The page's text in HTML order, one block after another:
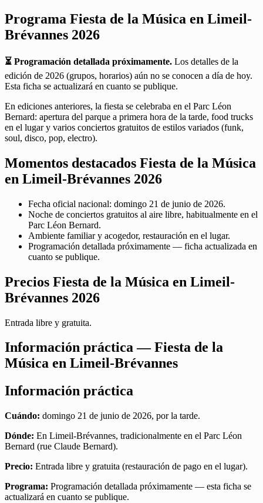
Programa Fiesta de la Música en Limeil-
Brévannes 2026
⏳ Programación detallada próximamente. Los detalles de la
edición de 2026 (grupos, horarios) aún no se conocen a día de hoy.
Esta ficha se actualizará en cuanto se publique.
En ediciones anteriores, la fiesta se celebraba en el Parc Léon
Bernard: apertura del parque a primera hora de la tarde, food trucks
en el lugar y varios conciertos gratuitos de estilos variados (funk,
soul, disco, pop, electro).
Momentos destacados Fiesta de la Música
en Limeil-Brévannes 2026
Fecha oficial nacional: domingo 21 de junio de 2026.
Noche de conciertos gratuitos al aire libre, habitualmente en el
Parc Léon Bernard.
Ambiente familiar y acogedor, restauración en el lugar.
Programación detallada próximamente — ficha actualizada en
cuanto se publique.
Precios Fiesta de la Música en Limeil-
Brévannes 2026
Entrada libre y gratuita.
Información práctica — Fiesta de la
Música en Limeil-Brévannes
Información práctica
Cuándo: domingo 21 de junio de 2026, por la tarde.
Dónde: En Limeil-Brévannes, tradicionalmente en el Parc Léon
Bernard (rue Claude Bernard).
Precio: Entrada libre y gratuita (restauración de pago en el lugar).
Programa: Programación detallada próximamente — esta ficha se
actualizará en cuanto se publique.